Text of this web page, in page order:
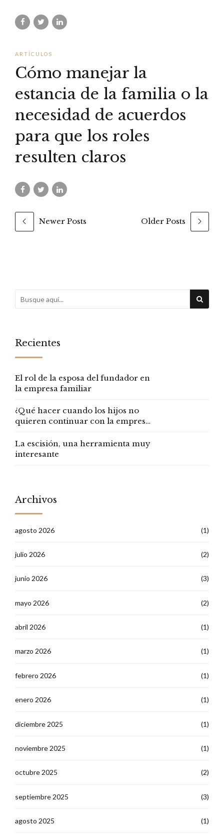
ARTÍCULOS
Cómo manejar la
estancia de la familia o la
necesidad de acuerdos
para que los roles
resulten claros
Newer Posts Older Posts
Recientes
El rol de la esposa del fundador en
la empresa familiar
¿Qué hacer cuando los hijos no
quieren continuar con la empresa
La escisión, una herramienta muy
interesante
Archivos
agosto 2026 (1)
julio 2026 (2)
junio 2026 (3)
mayo 2026 (2)
abril 2026 (1)
marzo 2026 (1)
febrero 2026 (1)
enero 2026 (1)
diciembre 2025 (1)
noviembre 2025 (1)
octubre 2025 (2)
septiembre 2025 (3)
agosto 2025 (1)